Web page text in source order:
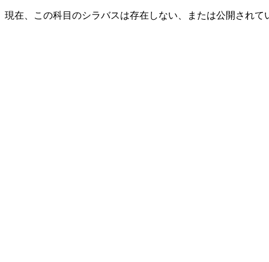
現在、この科目のシラバスは存在しない、または公開されて